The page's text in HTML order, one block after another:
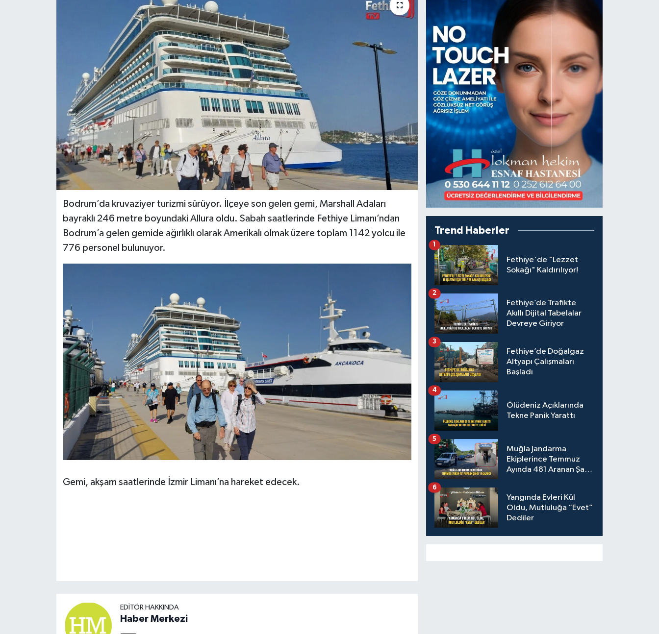
Bodrum’da kruvaziyer turizmi sürüyor. İlçeye son gelen gemi, Marshall Adaları
bayraklı 246 metre boyundaki Allura oldu. Sabah saatlerinde Fethiye Limanı’ndan
Bodrum’a gelen gemide ağırlıklı olarak Amerikalı olmak üzere toplam 1142 yolcu ile
776 personel bulunuyor.
Gemi, akşam saatlerinde İzmir Limanı’na hareket edecek.
EDITÖR HAKKINDA
Haber Merkezi
Trend Haberler
Fethiye'de "Lezzet
Sokağı" Kaldırılıyor!
1
Fethiye’de Trafikte
Akıllı Dijital Tabelalar
Devreye Giriyor
2
Fethiye’de Doğalgaz
Altyapı Çalışmaları
Başladı
3
Ölüdeniz Açıklarında
Tekne Panik Yarattı
4
Muğla Jandarma
Ekiplerince Temmuz
Ayında 481 Aranan Şahıs
5
Yangında Evleri Kül
Oldu, Mutluluğa “Evet”
Dediler
6